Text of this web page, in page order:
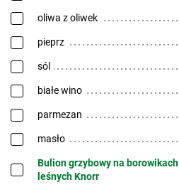
oliwa z oliwek
pieprz
sól
białe wino
parmezan
masło
Bulion grzybowy na borowikach
leśnych Knorr